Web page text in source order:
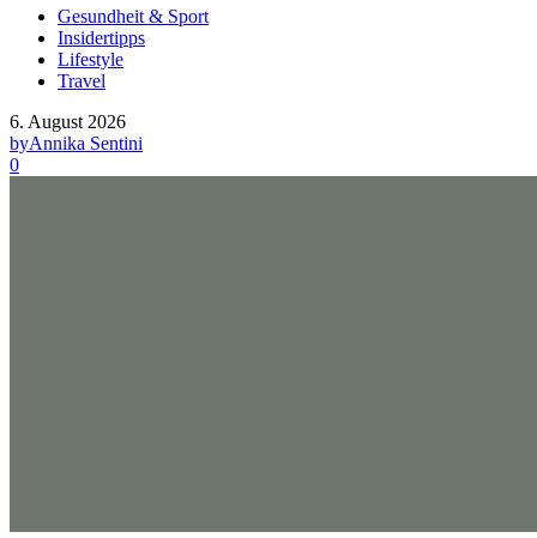
Gesundheit & Sport
Insidertipps
Lifestyle
Travel
6. August 2026
byAnnika Sentini
0